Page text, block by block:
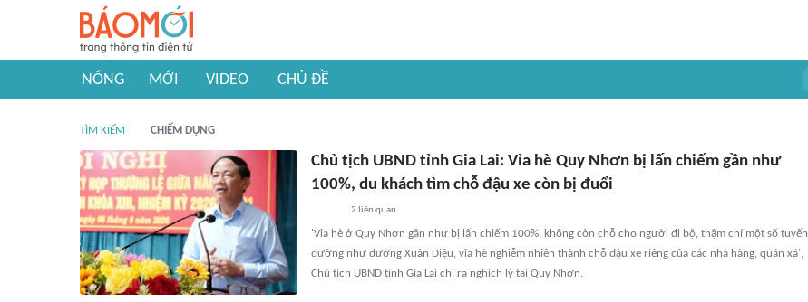
NÓNG MỚI VIDEO CHỦ ĐỀ
TÌM KIẾM CHIẾM DỤNG
Chủ tịch UBND tỉnh Gia Lai: Vỉa hè Quy Nhơn bị lấn chiếm gần như
100%, du khách tìm chỗ đậu xe còn bị đuổi
2 liên quan
'Vỉa hè ở Quy Nhơn gần như bị lấn chiếm 100%, không còn chỗ cho người đi bộ, thậm chí một số tuyến
đường như đường Xuân Diệu, vỉa hè nghiễm nhiên thành chỗ đậu xe riêng của các nhà hàng, quán xá',
Chủ tịch UBND tỉnh Gia Lai chỉ ra nghịch lý tại Quy Nhơn.